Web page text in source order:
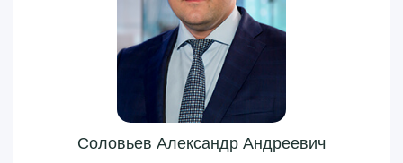
Соловьев Александр Андреевич